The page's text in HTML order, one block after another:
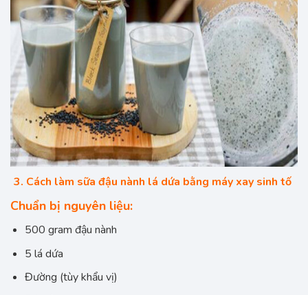
3. Cách làm sữa đậu nành lá dứa bằng máy xay sinh tố
Chuẩn bị nguyên liệu:
500 gram đậu nành
5 lá dứa
Đường (tùy khẩu vị)